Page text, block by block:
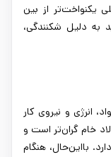
از بین
دلیل شکنندگی،
انرژی و نیروی کار
خام گران‌تر است و
بااین‌حال، هنگام